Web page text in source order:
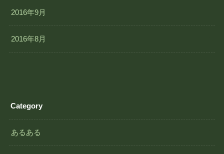
2016年9月
2016年8月
Category
あるある